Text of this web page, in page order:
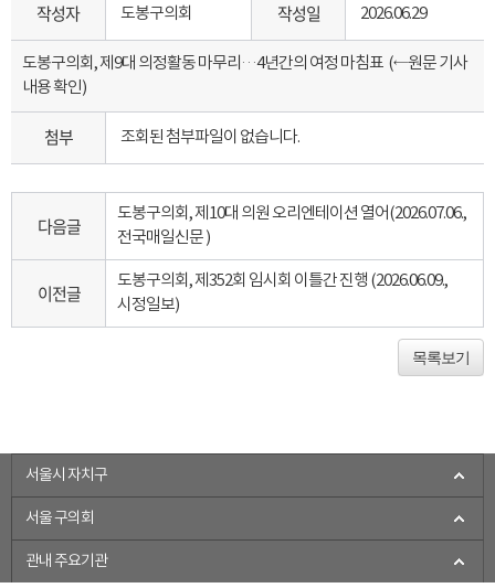
작성자 도봉구의회 작성일 2026.06.29
도봉구의회, 제9대 의정활동 마무리…4년간의 여정 마침표 (←원문 기사
내용 확인)
첨부 조회된 첨부파일이 없습니다.
다음글
도봉구의회, 제10대 의원 오리엔테이션 열어(2026.07.06.,
전국매일신문 )
이전글
도봉구의회, 제352회 임시회 이틀간 진행 (2026.06.09.,
시정일보)
목록보기
서울시 자치구
서울 구의회
관내 주요기관